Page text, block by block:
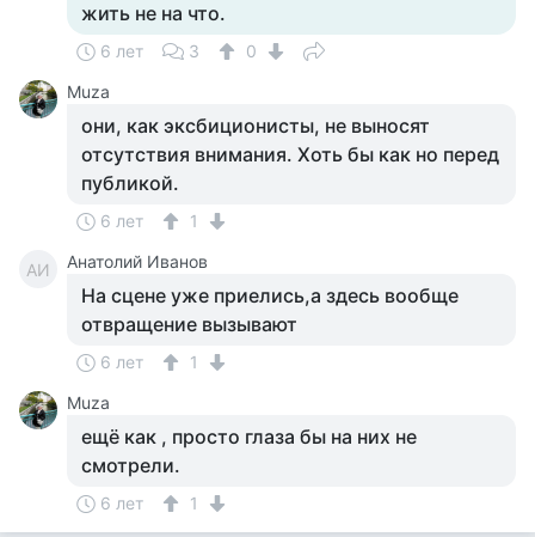
жить не на что.
6 лет 3
0
Muza
они, как эксбиционисты, не выносят
отсутствия внимания. Хоть бы как но перед
публикой.
6 лет 1
АИ Анатолий Иванов
На сцене уже приелись,а здесь вообще
отвращение вызывают
6 лет
1
Muza
ещё как , просто глаза бы на них не
смотрели.
6 лет 1